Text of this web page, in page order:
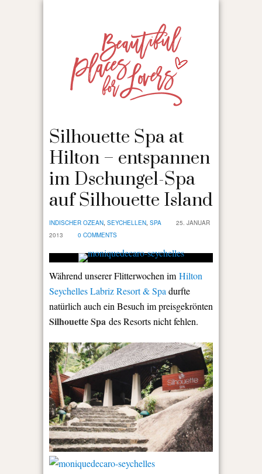
Silhouette Spa at
Hilton – entspannen
im Dschungel-Spa
auf Silhouette Island
INDISCHER OZEAN, SEYCHELLEN, SPA
25. JANUAR
2013
0 COMMENTS
Während unserer Flitterwochen im Hilton
Seychelles Labriz Resort & Spa durfte
natürlich auch ein Besuch im preisgekrönten
Silhouette Spa des Resorts nicht fehlen.